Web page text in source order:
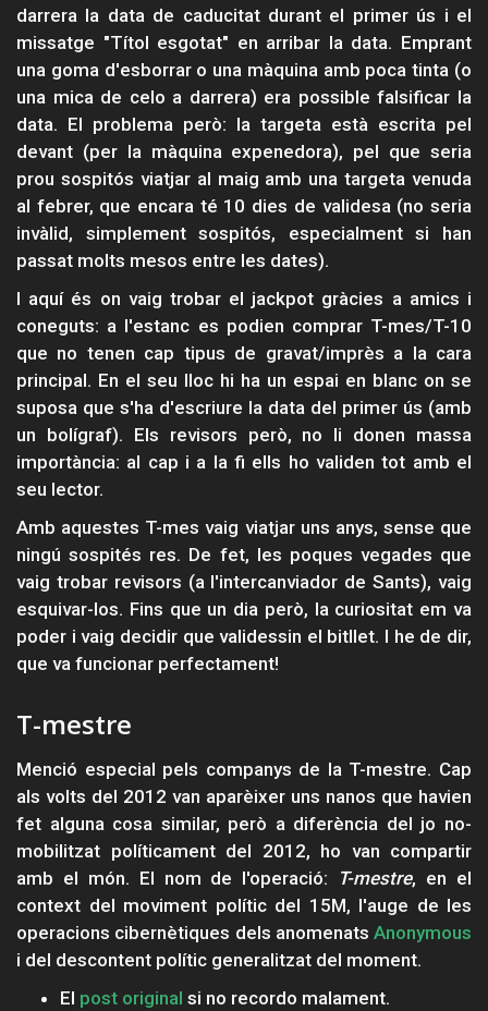
darrera la data de caducitat durant el primer ús i el
missatge "Títol esgotat" en arribar la data. Emprant
una goma d'esborrar o una màquina amb poca tinta (o
una mica de celo a darrera) era possible falsificar la
data. El problema però: la targeta està escrita pel
devant (per la màquina expenedora), pel que seria
prou sospitós viatjar al maig amb una targeta venuda
al febrer, que encara té 10 dies de validesa (no seria
invàlid, simplement sospitós, especialment si han
passat molts mesos entre les dates).
I aquí és on vaig trobar el jackpot gràcies a amics i
coneguts: a l'estanc es podien comprar T-mes/T-10
que no tenen cap tipus de gravat/imprès a la cara
principal. En el seu lloc hi ha un espai en blanc on se
suposa que s'ha d'escriure la data del primer ús (amb
un bolígraf). Els revisors però, no li donen massa
importància: al cap i a la fi ells ho validen tot amb el
seu lector.
Amb aquestes T-mes vaig viatjar uns anys, sense que
ningú sospités res. De fet, les poques vegades que
vaig trobar revisors (a l'intercanviador de Sants), vaig
esquivar-los. Fins que un dia però, la curiositat em va
poder i vaig decidir que validessin el bitllet. I he de dir,
que va funcionar perfectament!
T-mestre
Menció especial pels companys de la T-mestre. Cap
als volts del 2012 van aparèixer uns nanos que havien
fet alguna cosa similar, però a diferència del jo no-
mobilitzat políticament del 2012, ho van compartir
amb el món. El nom de l'operació:
T-mestre, en el
context del moviment polític del 15M, l'auge de les
operacions cibernètiques dels anomenats Anonymous
i del descontent polític generalitzat del moment.
El post original si no recordo malament.